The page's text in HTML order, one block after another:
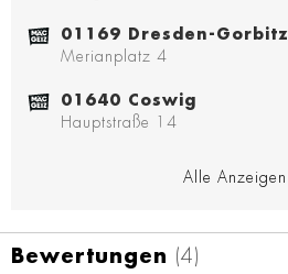
01169 Dresden-Gorbitz
Merianplatz 4
01640 Coswig
Hauptstraße 14
Alle Anzeigen
Bewertungen 4